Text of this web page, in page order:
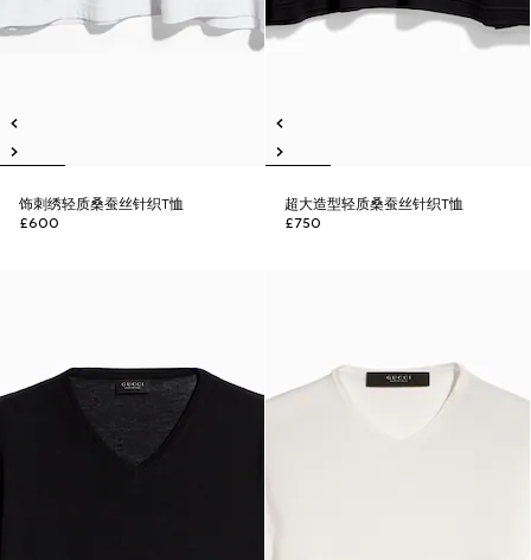
饰刺绣轻质桑蚕丝针织T恤
£600
超大造型轻质桑蚕丝针织T恤
£750